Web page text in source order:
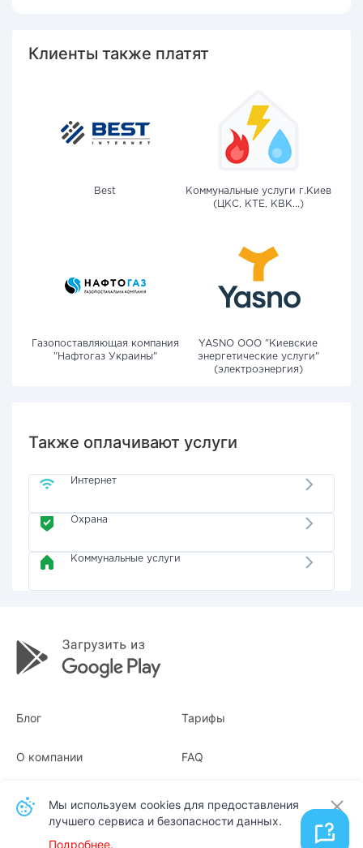
Клиенты также платят
Best
Коммунальные услуги г.Киев
(ЦКС, КТЕ, КВК...)
Газопоставляющая компания
"Нафтогаз Украины"
YASNO OOO "Киевские
энергетические услуги"
(электроэнергия)
Также оплачивают услуги
Интернет
Охрана
Коммунальные услуги
Блог Тарифы
О компании
Квитанции
FAQ
Мы используем cookies для предоставления
лучшего сервиса и безопасности данных.
Подробнее.